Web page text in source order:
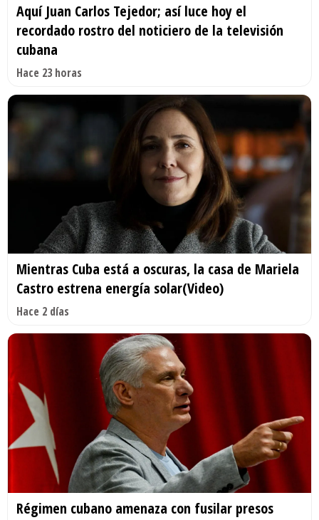
Aquí Juan Carlos Tejedor; así luce hoy el
recordado rostro del noticiero de la televisión
cubana
Hace 23 horas
Mientras Cuba está a oscuras, la casa de Mariela
Castro estrena energía solar(Video)
Hace 2 días
Régimen cubano amenaza con fusilar presos